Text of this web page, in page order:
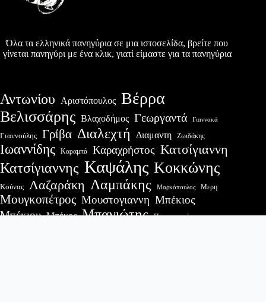
Όλα τα ελληνικά πανηγύρια σε μια ιστοσελίδα, βρείτε που
γίνεται πανηγύρι με ένα κλικ, γιατί είμαστε για τα πανηγύρια
Αντωνίου Αριστόπουλος Βέρρα
Βελισσάρης Βλαχοδήμος Γεωργαντά Γιαννακά
Γιαννούλης Γρίβα Διαλεχτή Διαμαντη Ζωιδάκης
Ιωαννίδης Καραμπά Καραχρήστος Κατσίγιαννη
Κατσίγιαννης Καψάλης Κοκκώνης
Κούνας Λαζαράκη Λαμπάκης Μαρκόπουλος Μερη
Μουγκοπέτρος Μουστογιαννη Μπέκιος
Μπέκιου Μπέκος Μπανιώτης Παπαγεωργίου